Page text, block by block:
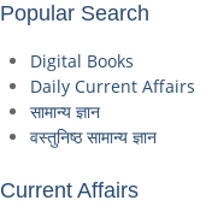
Popular Search
Digital Books
Daily Current Affairs
सामान्य ज्ञान
वस्तुनिष्ठ सामान्य ज्ञान
Current Affairs